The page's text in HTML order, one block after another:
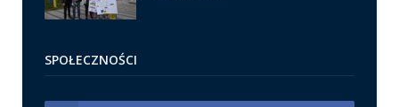
SPOŁECZNOŚCI